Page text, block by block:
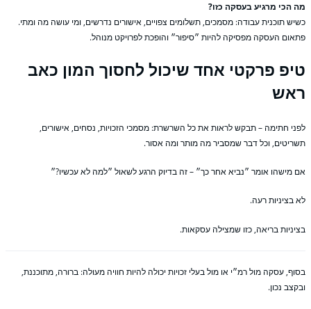
הכי מרגיע בעסקה כזו?
תוכנית עבודה: מסמכים, תשלומים צפויים, אישורים נדרשים, ומי עושה מה ומתי.
העסקה מפסיקה להיות ״סיפור״ והופכת לפרויקט מנוהל.
פרקטי אחד שיכול לחסוך המון כאב
חתימה – תבקש לראות את כל השרשרת: מסמכי הזכויות, נסחים, אישורים,
וכל דבר שמסביר מה מותר ומה אסור.
מישהו אומר ״נביא אחר כך״ – זה בדיוק הרגע לשאול ״למה לא עכשיו?״
בציניות רעה.
בריאה, כזו שמצילה עסקאות.
עסקה מול רמ״י או מול בעלי זכויות יכולה להיות חוויה מעולה: ברורה, מתוכננת,
נכון.